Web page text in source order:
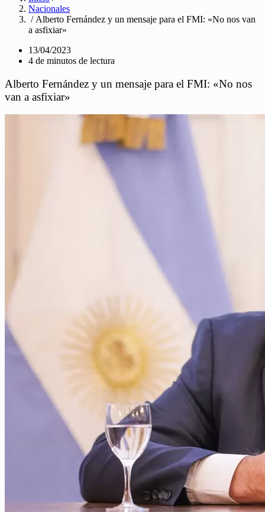
Nacionales
/ Alberto Fernández y un mensaje para el FMI: «No nos van
a asfixiar»
13/04/2023
4 de minutos de lectura
Alberto Fernández y un mensaje para el FMI: «No nos
van a asfixiar»